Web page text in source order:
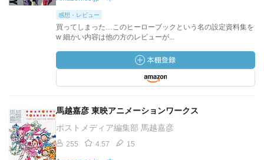
感想・レビュー
買ってしまった…このヒーローブックという名の設定資料集を
w 細かい内容は他の方のレビューが...
馬越嘉彦 東映アニメーションワークス
ポストメディア編集部 馬越嘉彦
255 4.57 15